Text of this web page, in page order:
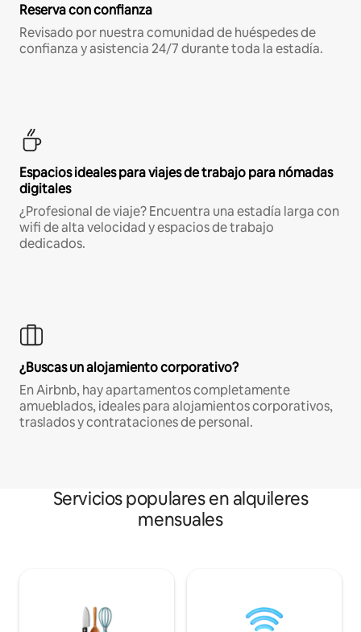
Reserva con confianza
Revisado por nuestra comunidad de huéspedes de
confianza y asistencia 24/7 durante toda la estadía.
Espacios ideales para viajes de trabajo para nómadas
digitales
¿Profesional de viaje? Encuentra una estadía larga con
wifi de alta velocidad y espacios de trabajo
dedicados.
¿Buscas un alojamiento corporativo?
En Airbnb, hay apartamentos completamente
amueblados, ideales para alojamientos corporativos,
traslados y contrataciones de personal.
Servicios populares en alquileres
mensuales